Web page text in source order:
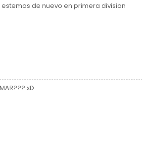
de nuevo en primera division
xD